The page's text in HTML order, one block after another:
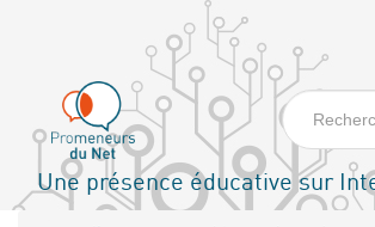
principal
Une présence éducative sur